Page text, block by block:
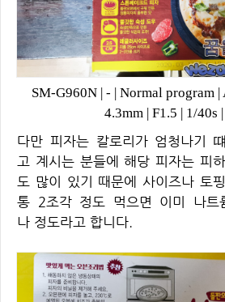
SM-G960N| - | Normal program |
4.3mm | F1.5 | 1/40s |
다만 피자는 칼로리가 엄청나기 떄문에 다이어트를 하
고 계시는 분들에 해당 피자는 피
도 많이 있기 때문에 사이즈나 토
통 2조각 정도 먹으면 이미 나트
나 정도라고 합니다.